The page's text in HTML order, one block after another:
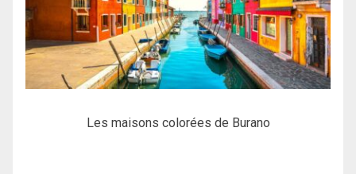
Les maisons colorées de Burano